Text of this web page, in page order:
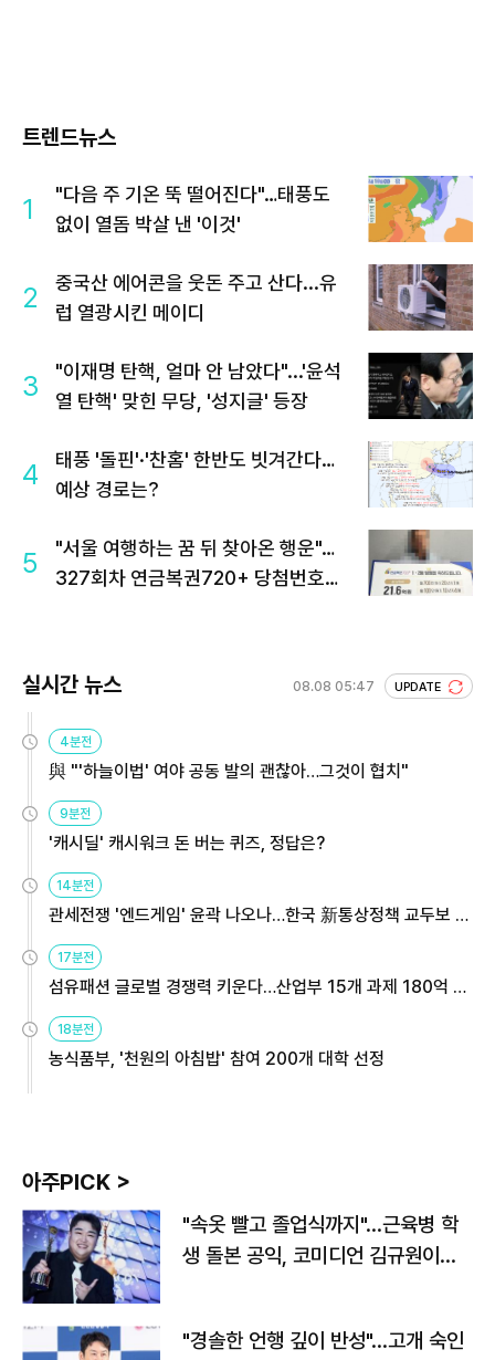
트렌드뉴스
1
"다음 주 기온 뚝 떨어진다"…태풍도
없이 열돔 박살 낸 '이것'
2
중국산 에어콘을 웃돈 주고 산다...유
럽 열광시킨 메이디
3
"이재명 탄핵, 얼마 안 남았다"...'윤석
열 탄핵' 맞힌 무당, '성지글' 등장
4
태풍 '돌핀'·'찬홈' 한반도 빗겨간다…
예상 경로는?
5
"서울 여행하는 꿈 뒤 찾아온 행운"…
327회차 연금복권720+ 당첨번호조
실시간 뉴스 08.08 05:47 UPDATE
4분전
與 "'하늘이법' 여야 공동 발의 괜찮아…그것이 협치"
9분전
'캐시딜' 캐시워크 돈 버는 퀴즈, 정답은?
14분전
관세전쟁 '엔드게임' 윤곽 나오나…한국 新통상정책 교두보 활
용해야
17분전
섬유패션 글로벌 경쟁력 키운다…산업부 15개 과제 180억 지
원
18분전
농식품부, '천원의 아침밥' 참여 200개 대학 선정
아주PICK >
"속옷 빨고 졸업식까지"…근육병 학
생 돌본 공익, 코미디언 김규원이었
"경솔한 언행 깊이 반성"…고개 숙인